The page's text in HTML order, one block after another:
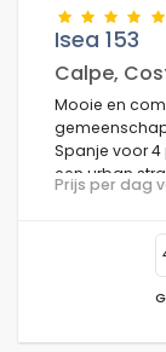
Isea 153
Calpe,
Mooie en
Spanje voor
een urban
winkels en
Prijs per dag